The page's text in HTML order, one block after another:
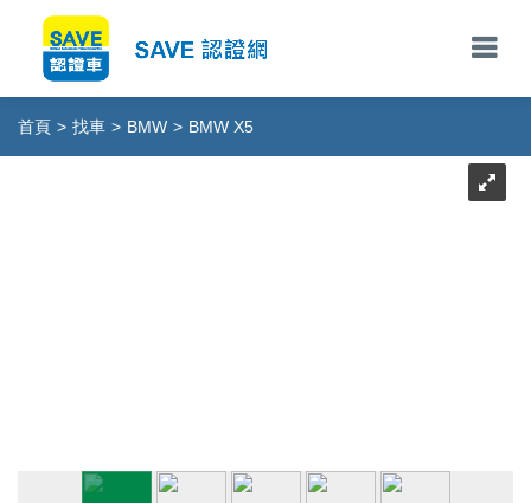
首頁 > 找車 > BMW > BMW X5